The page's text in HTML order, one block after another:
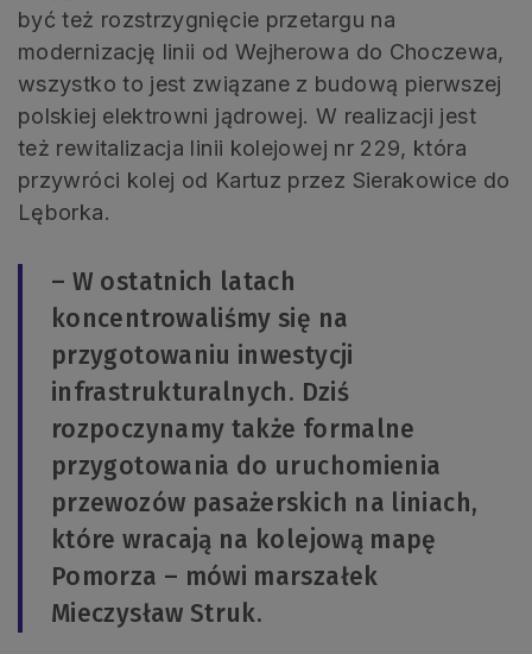
być też rozstrzygnięcie przetargu na
modernizację linii od Wejherowa do Choczewa,
wszystko to jest związane z budową pierwszej
polskiej elektrowni jądrowej. W realizacji jest
też rewitalizacja linii kolejowej nr 229, która
przywróci kolej od Kartuz przez Sierakowice do
Lęborka.
– W ostatnich latach
koncentrowaliśmy się na
przygotowaniu inwestycji
infrastrukturalnych. Dziś
rozpoczynamy także formalne
przygotowania do uruchomienia
przewozów pasażerskich na liniach,
które wracają na kolejową mapę
Pomorza – mówi marszałek
Mieczysław Struk.